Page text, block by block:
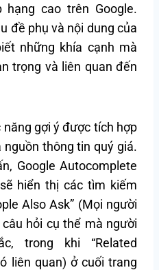
cao trên Google.
đề phụ và nội dung của
những khía cạnh mà
trọng và liên quan đến
gợi ý được tích hợp
nguồn thông tin quý giá.
Google Autocomplete
hiển thị các tìm kiếm
Also Ask” (Mọi người
hỏi cụ thể mà người
trong khi “Related
liên quan) ở cuối trang